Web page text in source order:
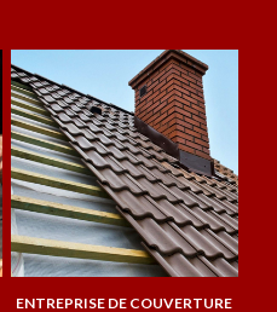
ENTREPRISE DE COUVERTURE